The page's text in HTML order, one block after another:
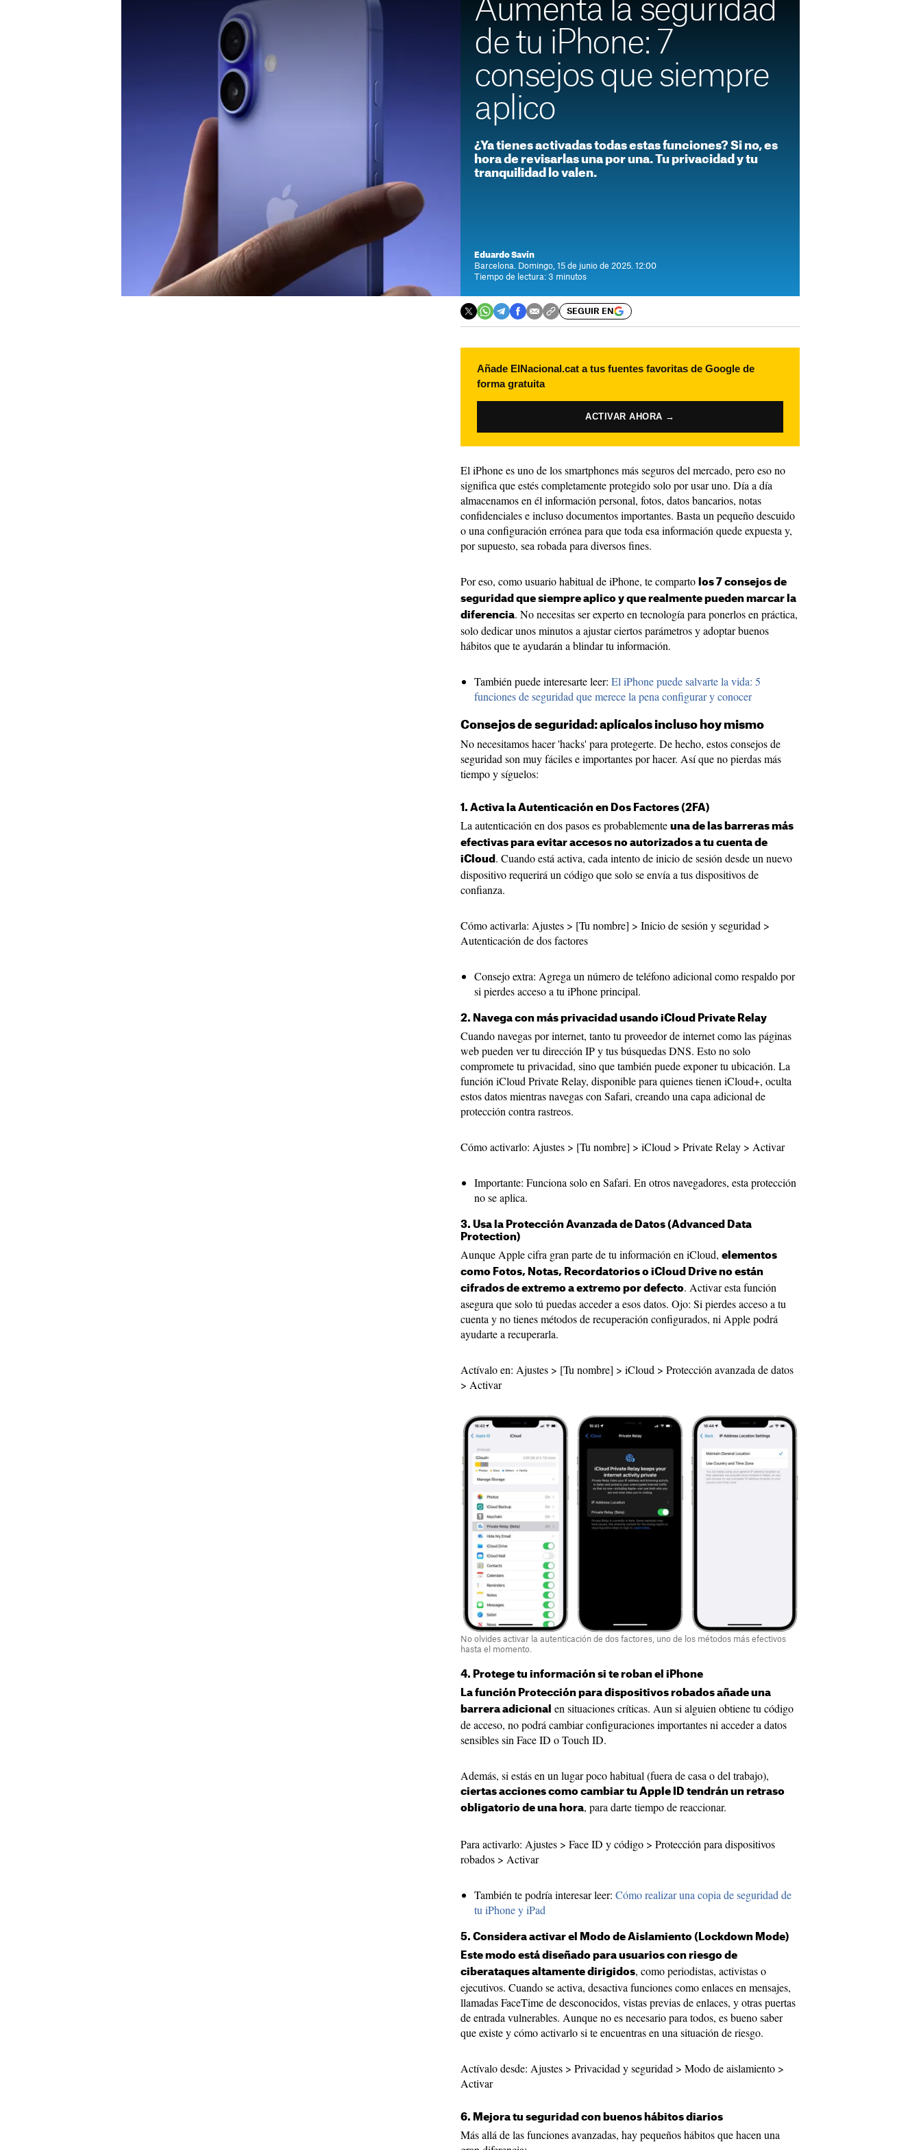
Aumenta la seguridad
de tu iPhone: 7
consejos que siempre
aplico
¿Ya tienes activadas todas estas funciones? Si no, es
hora de revisarlas una por una. Tu privacidad y tu
tranquilidad lo valen.
Eduardo Savín
Barcelona. Domingo, 15 de junio de 2025. 12:00
Tiempo de lectura: 3 minutos
SEGUIR EN
Añade ElNacional.cat a tus fuentes favoritas de Google de
forma gratuita
ACTIVAR AHORA →
El iPhone es uno de los smartphones más seguros del mercado, pero eso no
significa que estés completamente protegido solo por usar uno. Día a día
almacenamos en él información personal, fotos, datos bancarios, notas
confidenciales e incluso documentos importantes. Basta un pequeño descuido
o una configuración errónea para que toda esa información quede expuesta y,
por supuesto, sea robada para diversos fines.
Por eso, como usuario habitual de iPhone, te comparto los 7 consejos de
seguridad que siempre aplico y que realmente pueden marcar la
diferencia. No necesitas ser experto en tecnología para ponerlos en práctica,
solo dedicar unos minutos a ajustar ciertos parámetros y adoptar buenos
hábitos que te ayudarán a blindar tu información.
También puede interesarte leer: El iPhone puede salvarte la vida: 5
funciones de seguridad que merece la pena configurar y conocer
Consejos de seguridad: aplícalos incluso hoy mismo
No necesitamos hacer 'hacks' para protegerte. De hecho, estos consejos de
seguridad son muy fáciles e importantes por hacer. Así que no pierdas más
tiempo y síguelos:
1. Activa la Autenticación en Dos Factores (2FA)
La autenticación en dos pasos es probablemente una de las barreras más
efectivas para evitar accesos no autorizados a tu cuenta de
iCloud . Cuando está activa, cada intento de inicio de sesión desde un nuevo
dispositivo requerirá un código que solo se envía a tus dispositivos de
confianza.
Cómo activarla: Ajustes > [Tu nombre] > Inicio de sesión y seguridad >
Autenticación de dos factores
Consejo extra: Agrega un número de teléfono adicional como respaldo por
si pierdes acceso a tu iPhone principal.
2. Navega con más privacidad usando iCloud Private Relay
Cuando navegas por internet, tanto tu proveedor de internet como las páginas
web pueden ver tu dirección IP y tus búsquedas DNS. Esto no solo
compromete tu privacidad, sino que también puede exponer tu ubicación. La
función iCloud Private Relay, disponible para quienes tienen iCloud+, oculta
estos datos mientras navegas con Safari, creando una capa adicional de
protección contra rastreos.
Cómo activarlo: Ajustes > [Tu nombre] > iCloud > Private Relay > Activar
Importante: Funciona solo en Safari. En otros navegadores, esta protección
no se aplica.
3. Usa la Protección Avanzada de Datos (Advanced Data
Protection)
Aunque Apple cifra gran parte de tu información en iCloud, elementos
como Fotos, Notas, Recordatorios o iCloud Drive no están
cifrados de extremo a extremo por defecto. Activar esta función
asegura que solo tú puedas acceder a esos datos. Ojo: Si pierdes acceso a tu
cuenta y no tienes métodos de recuperación configurados, ni Apple podrá
ayudarte a recuperarla.
Actívalo en: Ajustes > [Tu nombre] > iCloud > Protección avanzada de datos
> Activar
No olvides activar la autenticación de dos factores, uno de los métodos más efectivos
hasta el momento.
4. Protege tu información si te roban el iPhone
La función Protección para dispositivos robados añade una
barrera adicional en situaciones críticas. Aun si alguien obtiene tu código
de acceso, no podrá cambiar configuraciones importantes ni acceder a datos
sensibles sin Face ID o Touch ID.
Además, si estás en un lugar poco habitual (fuera de casa o del trabajo),
ciertas acciones como cambiar tu Apple ID tendrán un retraso
obligatorio de una hora, para darte tiempo de reaccionar.
Para activarlo: Ajustes > Face ID y código > Protección para dispositivos
robados > Activar
También te podría interesar leer: Cómo realizar una copia de seguridad de
tu iPhone y iPad
5. Considera activar el Modo de Aislamiento (Lockdown Mode)
Este modo está diseñado para usuarios con riesgo de
ciberataques altamente dirigidos, como periodistas, activistas o
ejecutivos. Cuando se activa, desactiva funciones como enlaces en mensajes,
llamadas FaceTime de desconocidos, vistas previas de enlaces, y otras puertas
de entrada vulnerables. Aunque no es necesario para todos, es bueno saber
que existe y cómo activarlo si te encuentras en una situación de riesgo.
Actívalo desde: Ajustes > Privacidad y seguridad > Modo de aislamiento >
Activar
6. Mejora tu seguridad con buenos hábitos diarios
Más allá de las funciones avanzadas, hay pequeños hábitos que hacen una